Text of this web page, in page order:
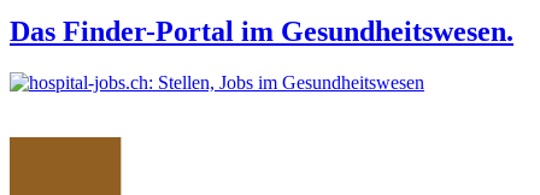
Das Finder-Portal im Gesundheitswesen.